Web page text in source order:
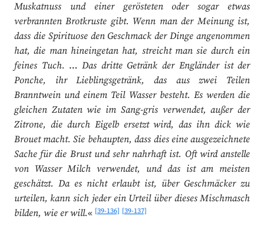
Muskatnuss und einer gerösteten oder sogar etwas
verbrannten Brotkruste gibt. Wenn man der Meinung ist,
dass die Spirituose den Geschmack der Dinge angenommen
hat, die man hineingetan hat, streicht man sie durch ein
feines Tuch. … Das dritte Getränk der Engländer ist der
Ponche, ihr Lieblingsgetränk, das aus zwei Teilen
Branntwein und einem Teil Wasser besteht. Es werden die
gleichen Zutaten wie im Sang-gris verwendet, außer der
Zitrone, die durch Eigelb ersetzt wird, das ihn dick wie
Brouet macht. Sie behaupten, dass dies eine ausgezeichnete
Sache für die Brust und sehr nahrhaft ist. Oft wird anstelle
von Wasser Milch verwendet, und das ist am meisten
geschätzt. Da es nicht erlaubt ist, über Geschmäcker zu
urteilen, kann sich jeder ein Urteil über dieses Mischmasch
bilden, wie er will.«[39-136] [39-137]